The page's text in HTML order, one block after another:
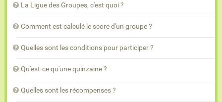
La Ligue des Groupes, c'est quoi ?
Comment est calculé le score d'un groupe ?
Quelles sont les conditions pour participer ?
Qu'est-ce qu'une quinzaine ?
Quelles sont les récompenses ?